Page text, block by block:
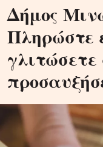
Δήμος
Πληρώστε